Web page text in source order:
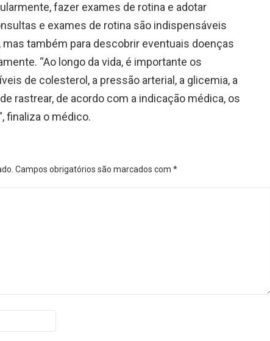
fazer exames de rotina e adotar
e exames de rotina são indispensáveis
mas também para descobrir eventuais doenças
“Ao longo da vida, é importante os
de colesterol, a pressão arterial, a glicemia, a
rastrear, de acordo com a indicação médica, os
finaliza o médico.
Campos obrigatórios são marcados com *